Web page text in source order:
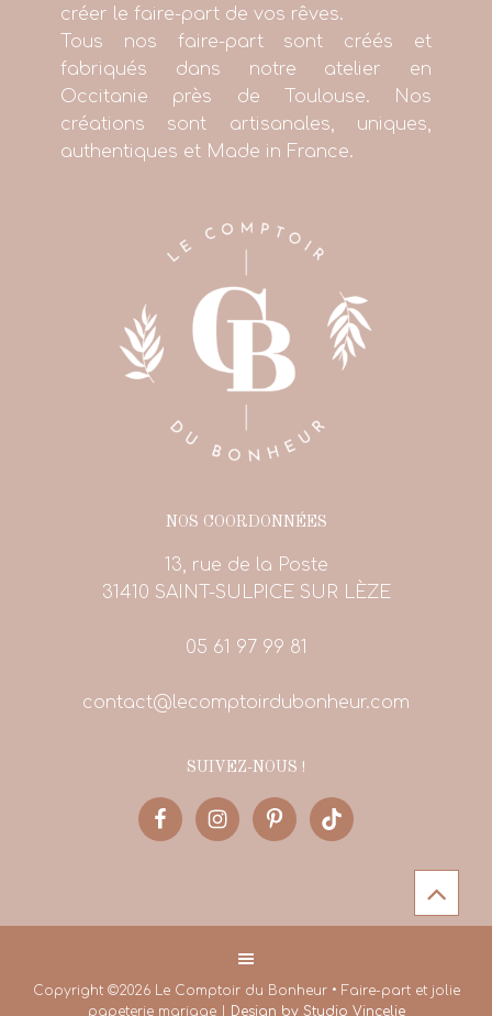
créer le faire-part de vos rêves.
Tous nos faire-part sont créés et
fabriqués dans notre atelier en
Occitanie près de Toulouse. Nos
créations sont artisanales, uniques,
authentiques et Made in France.
NOS COORDONNÉES
13, rue de la Poste
31410 SAINT-SULPICE SUR LÈZE
05 61 97 99 81
contact@lecomptoirdubonheur.com
SUIVEZ-NOUS !
Copyright ©2026 Le Comptoir du Bonheur • Faire-part et jolie
papeterie mariage |
Design by Studio Vincelie